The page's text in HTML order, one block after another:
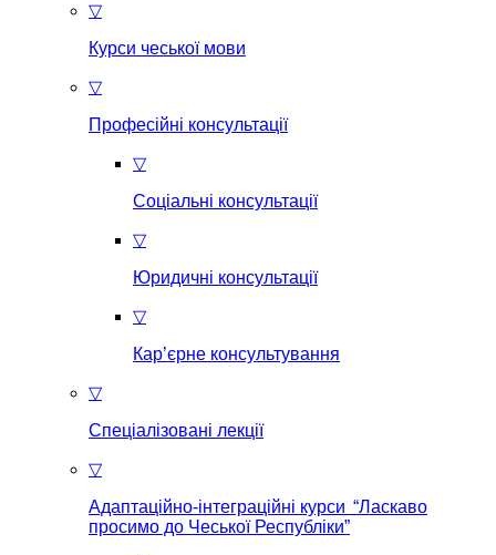
▽
Курси чеської мови
▽
Професійні консультації
▽
Соціальні консультації
▽
Юридичні консультації
▽
Кар’єрне консультування
▽
Спеціалізовані лекції
▽
Адаптаційно-інтеграційні курси “Ласкаво
просимо до Чеської Республіки”